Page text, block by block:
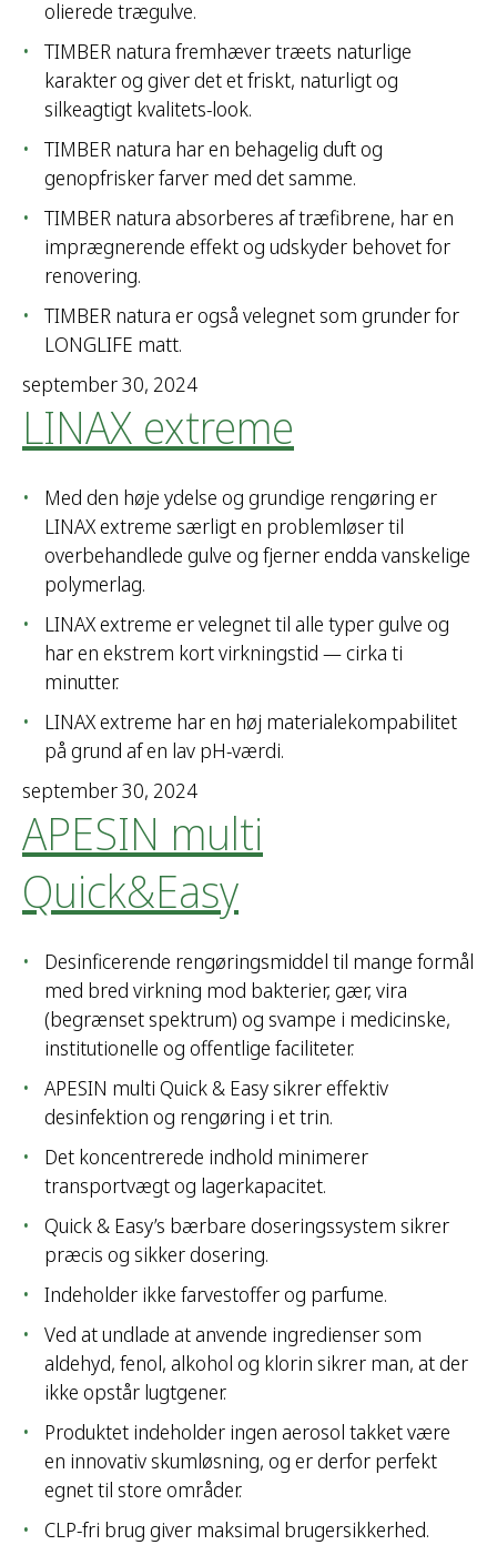
olierede trægulve.
TIMBER natura fremhæver træets naturlige
karakter og giver det et friskt, naturligt og
silkeagtigt kvalitets-look.
TIMBER natura har en behagelig duft og
genopfrisker farver med det samme.
TIMBER natura absorberes af træfibrene, har en
imprægnerende effekt og udskyder behovet for
renovering.
TIMBER natura er også velegnet som grunder for
LONGLIFE matt.
september 30, 2024
LINAX extreme
Med den høje ydelse og grundige rengøring er
LINAX extreme særligt en problemløser til
overbehandlede gulve og fjerner endda vanskelige
polymerlag.
LINAX extreme er velegnet til alle typer gulve og
har en ekstrem kort virkningstid — cirka ti
minutter.
LINAX extreme har en høj materialekompabilitet
på grund af en lav pH-værdi.
september 30, 2024
APESIN multi
Quick&Easy
Desinficerende rengøringsmiddel til mange formål
med bred virkning mod bakterier, gær, vira
(begrænset spektrum) og svampe i medicinske,
institutionelle og offentlige faciliteter.
APESIN multi Quick & Easy sikrer effektiv
desinfektion og rengøring i et trin.
Det koncentrerede indhold minimerer
transportvægt og lagerkapacitet.
Quick & Easy’s bærbare doseringssystem sikrer
præcis og sikker dosering.
Indeholder ikke farvestoffer og parfume.
Ved at undlade at anvende ingredienser som
aldehyd, fenol, alkohol og klorin sikrer man, at der
ikke opstår lugtgener.
Produktet indeholder ingen aerosol takket være
en innovativ skumløsning, og er derfor perfekt
egnet til store områder.
CLP-fri brug giver maksimal brugersikkerhed.